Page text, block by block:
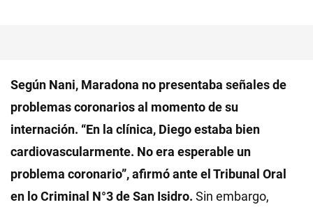
Según Nani, Maradona no presentaba señales de
problemas coronarios al momento de su
internación. “En la clínica, Diego estaba bien
cardiovascularmente. No era esperable un
problema coronario”, afirmó ante el Tribunal Oral
en lo Criminal N°3 de San Isidro. Sin embargo,